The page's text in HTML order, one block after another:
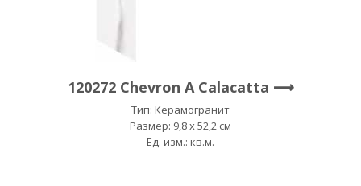
120272 Chevron A Calacatta
Тип: Керамогранит
Размер: 9,8 x 52,2 см
Ед. изм.: кв.м.